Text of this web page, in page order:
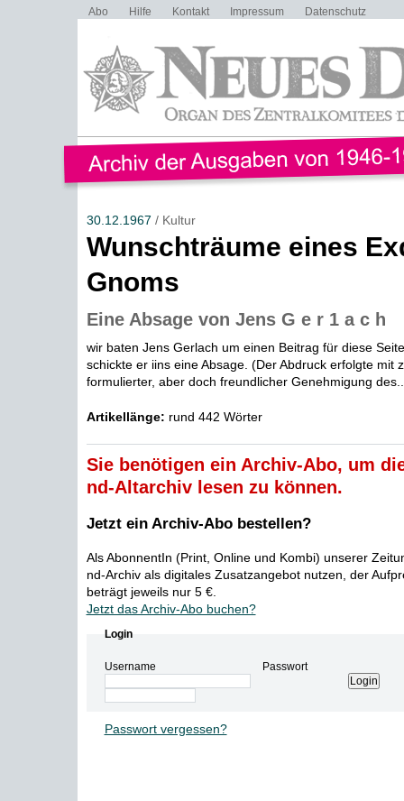
Abo Hilfe Kontakt Impressum Datenschutz
30.12.1967 / Kultur
Wunschträume eines
Gnoms
Eine Absage von Jens G e r 1 a c h
wir baten Jens Gerlach um einen Beitrag für diese
schickte er iins eine Absage. (Der Abdruck erfolgte mit
formulierter, aber doch freundlicher Genehmigung
Artikellänge: rund 442 Wörter
Sie benötigen ein Archiv-Abo, um
nd-Altarchiv lesen zu können.
Jetzt ein Archiv-Abo bestellen?
Als AbonnentIn (Print, Online und Kombi) unserer
nd-Archiv als digitales Zusatzangebot nutzen, der
beträgt jeweils nur 5 €.
Jetzt das Archiv-Abo buchen?
Login
Username Passwort
Passwort vergessen?